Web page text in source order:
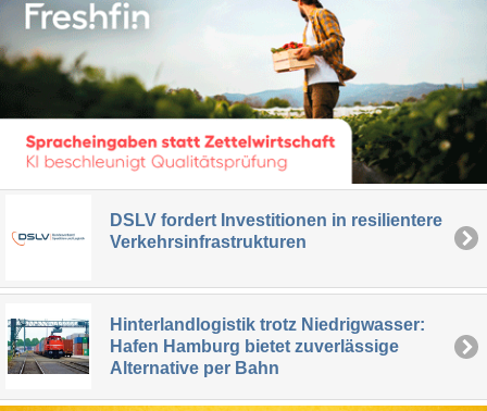
DSLV fordert Investitionen in resilientere
Verkehrsinfrastrukturen
Hinterlandlogistik trotz Niedrigwasser:
Hafen Hamburg bietet zuverlässige
Alternative per Bahn